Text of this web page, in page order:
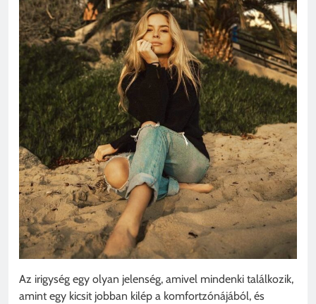
Az irigység egy olyan jelenség, amivel mindenki találkozik,
amint egy kicsit jobban kilép a komfortzónájából, és